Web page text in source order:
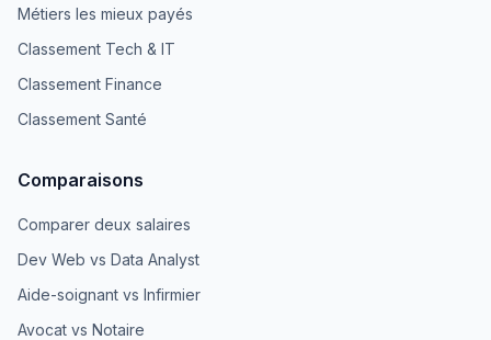
Métiers les mieux payés
Classement Tech & IT
Classement Finance
Classement Santé
Comparaisons
Comparer deux salaires
Dev Web vs Data Analyst
Aide-soignant vs Infirmier
Avocat vs Notaire